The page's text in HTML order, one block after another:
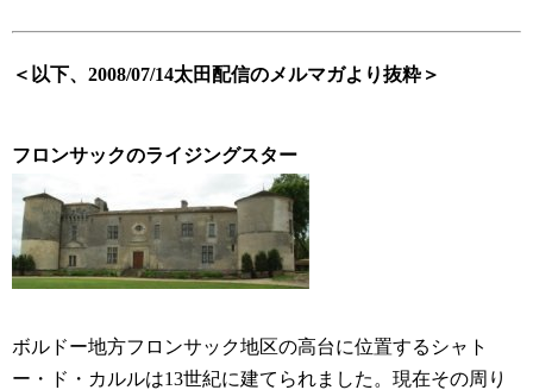
＜以下、2008/07/14太田配信のメルマガより抜粋＞
フロンサックのライジングスター
ボルドー地方フロンサック地区の高台に位置するシャト
ー・ド・カルルは13世紀に建てられました。現在その周り